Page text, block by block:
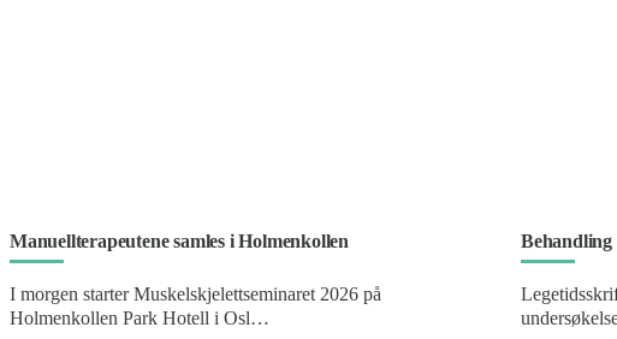
Manuellterapeutene samles i Holmenkollen
I morgen starter Muskelskjelettseminaret 2026 på
Holmenkollen Park Hotell i Osl…
Behandling